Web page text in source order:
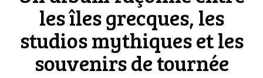
les îles grecques, les
studios mythiques et les
souvenirs de tournée